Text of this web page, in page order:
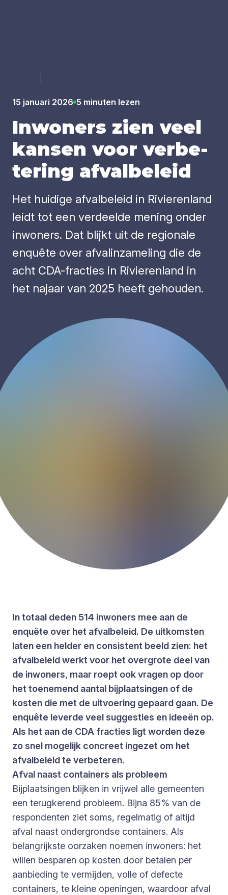
15 januari 2026 5 minuten lezen
Inwo­ners zien veel
kan­sen voor ver­be­
te­ring afval­be­leid
Het huidige afvalbeleid in Rivierenland
leidt tot een verdeelde mening onder
inwoners. Dat blijkt uit de regionale
enquête over afvalinzameling die de
acht CDA-fracties in Rivierenland in
het najaar van 2025 heeft gehouden.
In totaal deden 514 inwoners mee aan de
enquête over het afvalbeleid. De uitkomsten
laten een helder en consistent beeld zien: het
afvalbeleid werkt voor het overgrote deel van
de inwoners, maar roept ook vragen op door
het toenemend aantal bijplaatsingen of de
kosten die met de uitvoering gepaard gaan. De
enquête leverde veel suggesties en ideeën op.
Als het aan de CDA fracties ligt worden deze
zo snel mogelijk concreet ingezet om het
afvalbeleid te verbeteren.
Afval naast containers als probleem
Bijplaatsingen blijken in vrijwel alle gemeenten
een terugkerend probleem. Bijna 85% van de
respondenten ziet soms, regelmatig of altijd
afval naast ondergrondse containers. Als
belangrijkste oorzaken noemen inwoners: het
willen besparen op kosten door betalen per
aanbieding te vermijden, volle of defecte
containers, te kleine openingen, waardoor afval